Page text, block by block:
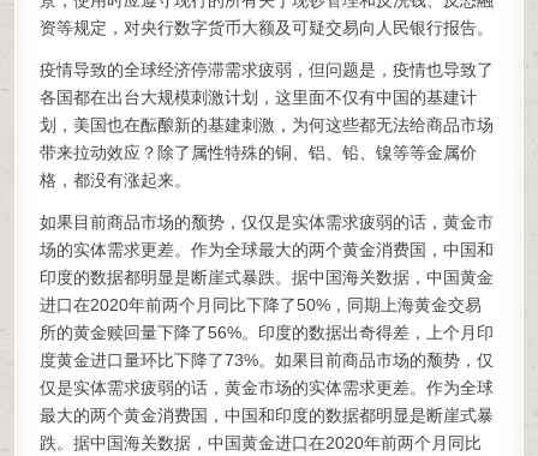
资等规定，对央行数字货币大额及可疑交易向人民银行报告。
疫情导致的全球经济停滞需求疲弱，但问题是，疫情也导致了
各国都在出台大规模刺激计划，这里面不仅有中国的基建计
划，美国也在酝酿新的基建刺激，为何这些都无法给商品市场
带来拉动效应？除了属性特殊的铜、铝、铅、镍等等金属价
格，都没有涨起来。
如果目前商品市场的颓势，仅仅是实体需求疲弱的话，黄金市
场的实体需求更差。作为全球最大的两个黄金消费国，中国和
印度的数据都明显是断崖式暴跌。据中国海关数据，中国黄金
进口在2020年前两个月同比下降了50%，同期上海黄金交易
所的黄金赎回量下降了56%。印度的数据出奇得差，上个月印
度黄金进口量环比下降了73%。如果目前商品市场的颓势，仅
仅是实体需求疲弱的话，黄金市场的实体需求更差。作为全球
最大的两个黄金消费国，中国和印度的数据都明显是断崖式暴
跌。据中国海关数据，中国黄金进口在2020年前两个月同比